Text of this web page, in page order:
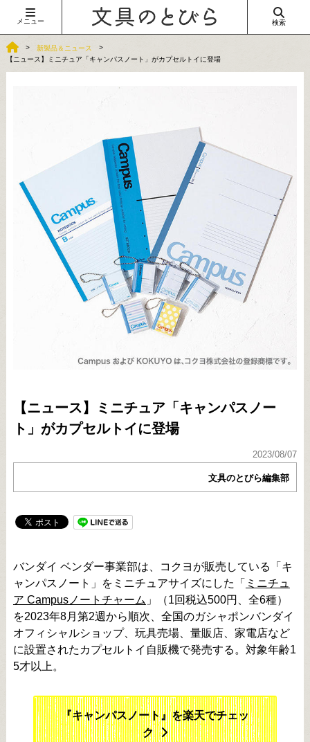
メニュー 検索
新製品＆ニュース
【ニュース】ミニチュア「キャンパスノート」がカプセルトイに登場
【ニュース】ミニチュア「キャンパスノー
ト」がカプセルトイに登場
2023/08/07
文具のとびら編集部
バンダイ ベンダー事業部は、コクヨが販売している「キ
ャンパスノート」をミニチュアサイズにした「 ミニチュ
ア Campusノートチャーム 」（1回税込500円、全6種）
を2023年8月第2週から順次、全国のガシャポンバンダイ
オフィシャルショップ、玩具売場、量販店、家電店など
に設置されたカプセルトイ⾃販機で発売する。対象年齢1
5才以上。
『キャンパスノート』を楽天でチェッ
ク